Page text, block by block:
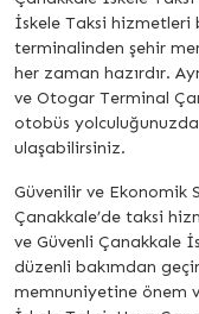
İskele Taksi hizmetleri
terminalinden şehir
her zaman hazırdır.
ve Otogar Terminal
otobüs
ulaşabilirsiniz.
Güvenilir ve Ekonomik
Çanakkale’de taksi
ve Güvenli Çanakkale
düzenli bakımdan
memnuniyetine önem